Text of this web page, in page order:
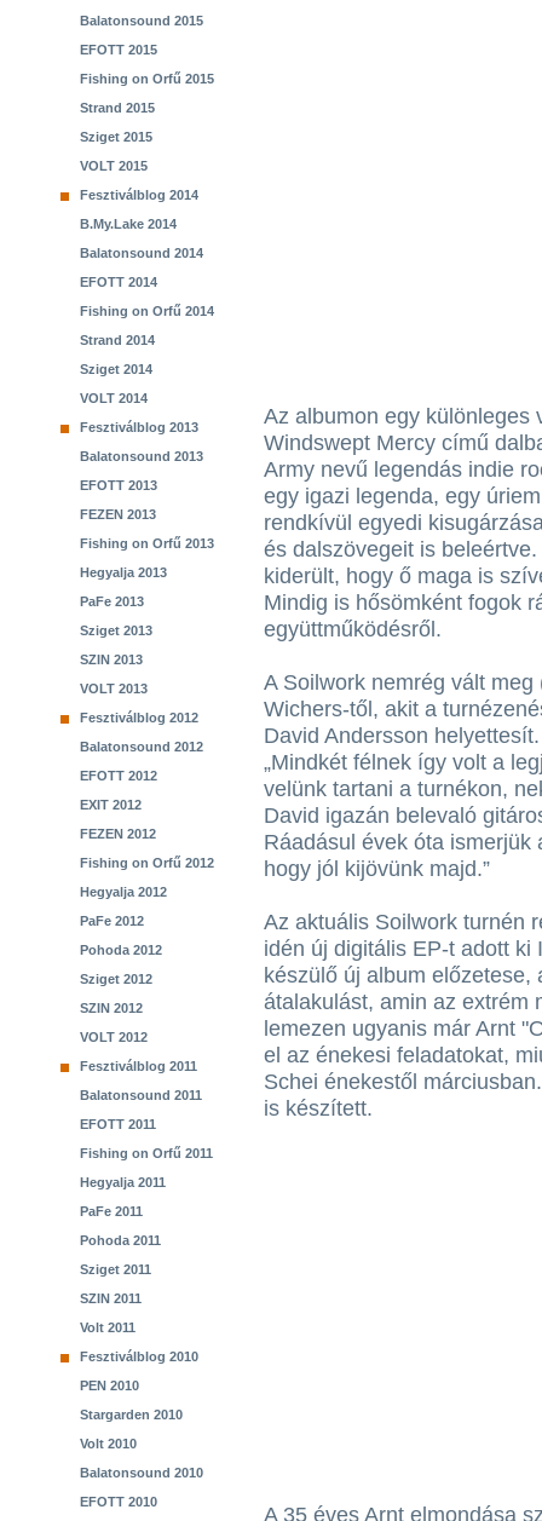
Balatonsound 2015
EFOTT 2015
Fishing on Orfű 2015
Strand 2015
Sziget 2015
VOLT 2015
Fesztiválblog 2014
B.My.Lake 2014
Balatonsound 2014
EFOTT 2014
Fishing on Orfű 2014
Strand 2014
Sziget 2014
VOLT 2014
Fesztiválblog 2013
Balatonsound 2013
EFOTT 2013
FEZEN 2013
Fishing on Orfű 2013
Hegyalja 2013
PaFe 2013
Sziget 2013
SZIN 2013
VOLT 2013
Fesztiválblog 2012
Balatonsound 2012
EFOTT 2012
EXIT 2012
FEZEN 2012
Fishing on Orfű 2012
Hegyalja 2012
PaFe 2012
Pohoda 2012
Sziget 2012
SZIN 2012
VOLT 2012
Fesztiválblog 2011
Balatonsound 2011
EFOTT 2011
Fishing on Orfű 2011
Hegyalja 2011
PaFe 2011
Pohoda 2011
Sziget 2011
SZIN 2011
Volt 2011
Fesztiválblog 2010
PEN 2010
Stargarden 2010
Volt 2010
Balatonsound 2010
EFOTT 2010
Az albumon egy különleges
Windswept Mercy című
Army nevű legendás indie
egy igazi legenda, egy
rendkívül egyedi
és dalszövegeit is
kiderült, hogy ő maga is
Mindig is hősömként fogok
együttműködésről.
A Soilwork nemrég vált
Wichers-től, akit a
David Andersson
„Mindkét félnek így volt a
velünk tartani a turnékon,
David igazán belevaló
Ráadásul évek óta
hogy jól kijövünk majd.”
Az aktuális Soilwork turnén
idén új digitális EP-t adott ki
készülő új album
átalakulást, amin az extrém
lemezen ugyanis már Arnt
el az énekesi feladatokat,
Schei énekestől
is készített.
A 35 éves Arnt elmondása